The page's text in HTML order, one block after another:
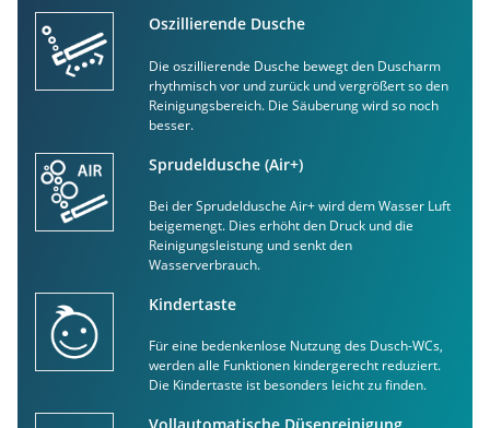
Oszillierende Dusche
Die oszillierende Dusche bewegt den Duscharm
rhythmisch vor und zurück und vergrößert so den
Reinigungsbereich. Die Säuberung wird so noch
besser.
Sprudeldusche (Air+)
Bei der Sprudeldusche Air+ wird dem Wasser Luft
beigemengt. Dies erhöht den Druck und die
Reinigungsleistung und senkt den
Wasserverbrauch.
Kindertaste
Für eine bedenkenlose Nutzung des Dusch-WCs,
werden alle Funktionen kindergerecht reduziert.
Die Kindertaste ist besonders leicht zu finden.